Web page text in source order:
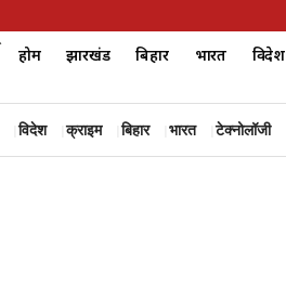
होम झारखंड बिहार भारत विदेश
विदेश क्राइम बिहार भारत टेक्नोलॉजी